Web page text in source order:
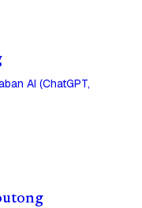
AI (ChatGPT,